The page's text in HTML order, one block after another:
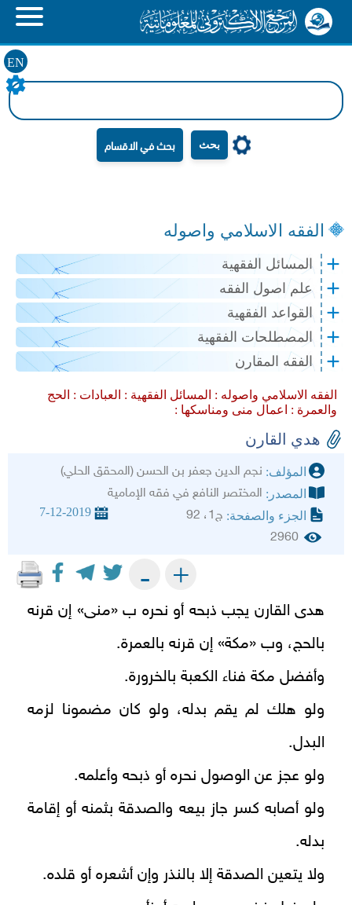
EN
بحث
الفقه الاسلامي واصوله
المسائل الفقهية
علم اصول الفقه
القواعد الفقهية
المصطلحات الفقهية
الفقه المقارن
الفقه الاسلامي واصوله : المسائل الفقهية : العبادات : الحج
والعمرة :
اعمال منى ومناسكها :
هدي القارن
المؤلف: نجم الدين جعفر بن الحسن (المحقق الحلي)
المصدر: المختصر النافع في فقه الإمامية
الجزء والصفحة: ج1، 92 7-12-2019
2960
+
-
هدى القارن يجب ذبحه أو نحره ب «منى» إن قرنه
بالحج، وب «مكة» إن قرنه بالعمرة.
وأفضل مكة فناء الكعبة بالخرورة.
ولو هلك لم يقم بدله، ولو كان مضمونا لزمه
البدل.
ولو عجز عن الوصول نحره أو ذبحه وأعلمه.
ولو أصابه كسر جاز بيعه والصدقة بثمنه أو إقامة
بدله.
ولا يتعين الصدقة إلا بالنذر وإن أشعره أو قلده.